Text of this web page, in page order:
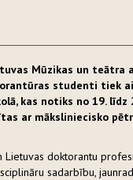
Mūzikas un teātra
studenti
kas notiks no 19.
ar māksliniecisko
Lietuvas doktorantu
sadarbību,